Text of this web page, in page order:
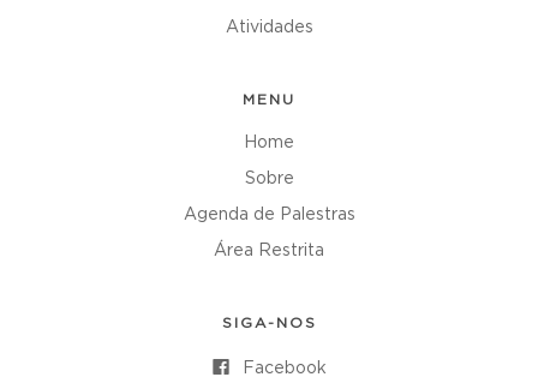
Atividades
MENU
Home
Sobre
Agenda de Palestras
Área Restrita
SIGA-NOS
Facebook